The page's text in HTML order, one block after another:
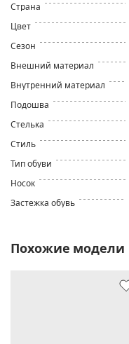
Страна
Цвет
Сезон
Внешний материал
Внутренний материал
Подошва
Стелька
Стиль
Тип обуви
Носок
Застежка обувь
Похожие модели